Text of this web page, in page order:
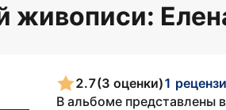
живописи:
2.7(3 оценки)1
В альбоме представлены